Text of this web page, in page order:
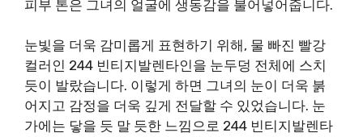
피부 톤은 그녀의 얼굴에 생동감을 불어넣어줍니다.
눈빛을 더욱 감미롭게 표현하기 위해, 물 빠진 빨강
컬러인 244 빈티지발렌타인을 눈두덩 전체에 스치
듯이 발랐습니다. 이렇게 하면 그녀의 눈이 더욱 붉
어지고 감정을 더욱 깊게 전달할 수 있었습니다. 눈
가에는 닿을 듯 말 듯한 느낌으로 244 빈티지발렌타